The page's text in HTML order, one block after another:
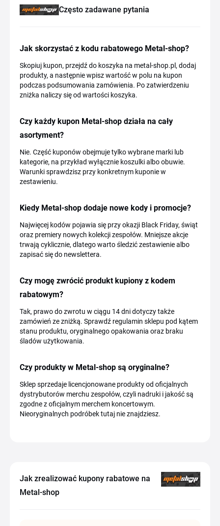
Często zadawane pytania
Jak skorzystać z kodu rabatowego Metal-shop?
Skopiuj kupon, przejdź do koszyka na metal-shop.pl, dodaj
produkty, a następnie wpisz wartość w polu na kupon
podczas podsumowania zamówienia. Po zatwierdzeniu
zniżka naliczy się od wartości koszyka.
Czy każdy kupon Metal-shop działa na cały
asortyment?
Nie. Część kuponów obejmuje tylko wybrane marki lub
kategorie, na przykład wyłącznie koszulki albo obuwie.
Warunki sprawdzisz przy konkretnym kuponie w
zestawieniu.
Kiedy Metal-shop dodaje nowe kody i promocje?
Najwięcej kodów pojawia się przy okazji Black Friday, świąt
oraz premiery nowych kolekcji zespołów. Mniejsze akcje
trwają cyklicznie, dlatego warto śledzić zestawienie albo
zapisać się do newslettera.
Czy mogę zwrócić produkt kupiony z kodem
rabatowym?
Tak, prawo do zwrotu w ciągu 14 dni dotyczy także
zamówień ze zniżką. Sprawdź regulamin sklepu pod kątem
stanu produktu, oryginalnego opakowania oraz braku
śladów użytkowania.
Czy produkty w Metal-shop są oryginalne?
Sklep sprzedaje licencjonowane produkty od oficjalnych
dystrybutorów merchu zespołów, czyli nadruki i jakość są
zgodne z oficjalnym merchem koncertowym.
Nieoryginalnych podróbek tutaj nie znajdziesz.
Jak zrealizować kupony rabatowe na
Metal-shop